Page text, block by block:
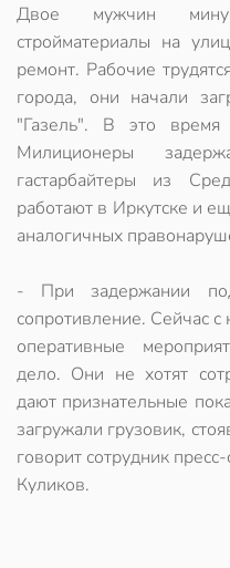
Двое мужчин
стройматериалы на
ремонт. Рабочие
города, они начали
"Газель". В это
Милиционеры
гастарбайтеры из
работают в Иркутске и
аналогичных
- При задержании
сопротивление. Сейчас
оперативные
дело. Они не хотят
дают признательные
загружали грузовик,
говорит сотрудник
Куликов.